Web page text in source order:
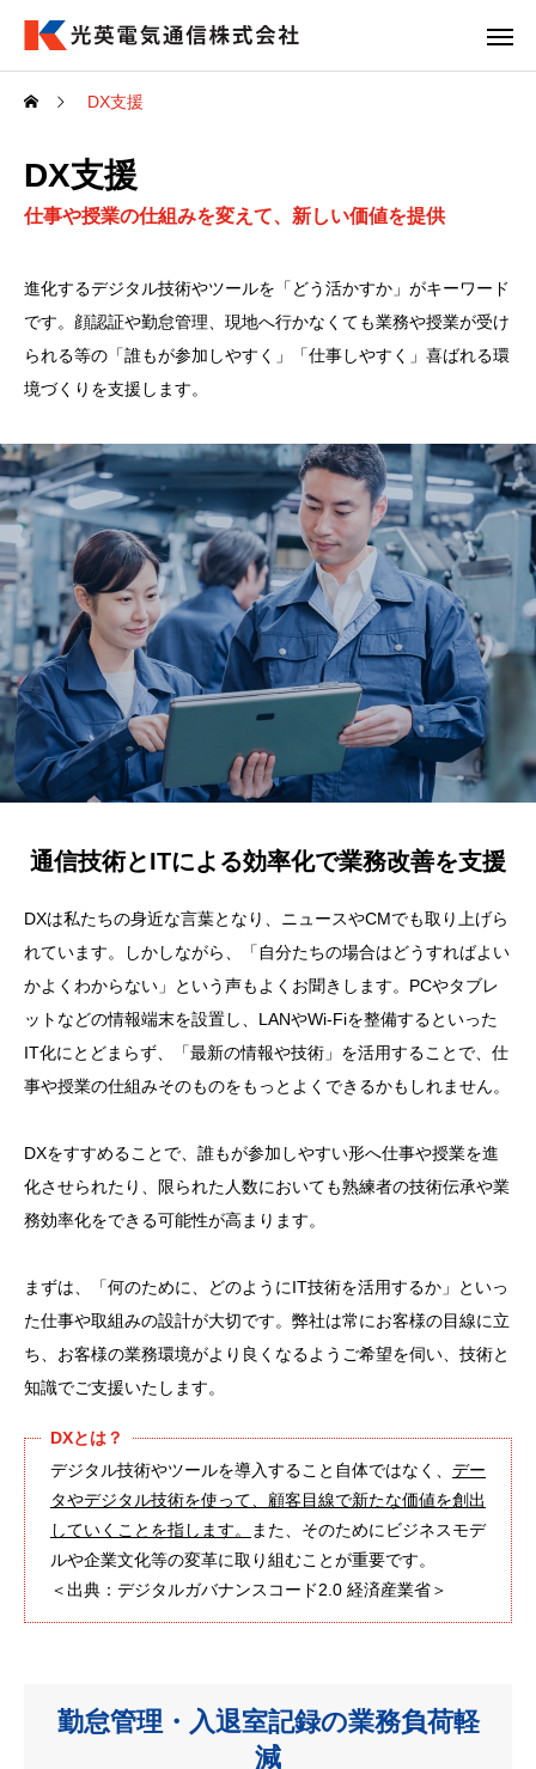
DX支援
DX支援
仕事や授業の仕組みを変えて、新しい価値を提供
進化するデジタル技術やツールを「どう活かすか」がキーワード
です。顔認証や勤怠管理、現地へ行かなくても業務や授業が受け
られる等の「誰もが参加しやすく」「仕事しやすく」喜ばれる環
境づくりを支援します。
通信技術とITによる効率化で業務改善を支援
DXは私たちの身近な言葉となり、ニュースやCMでも取り上げら
れています。しかしながら、「自分たちの場合はどうすればよい
かよくわからない」という声もよくお聞きします。PCやタブレ
ットなどの情報端末を設置し、LANやWi-Fiを整備するといった
IT化にとどまらず、「最新の情報や技術」を活用することで、仕
事や授業の仕組みそのものをもっとよくできるかもしれません。
DXをすすめることで、誰もが参加しやすい形へ仕事や授業を進
化させられたり、限られた人数においても熟練者の技術伝承や業
務効率化をできる可能性が高まります。
まずは、「何のために、どのようにIT技術を活用するか」といっ
た仕事や取組みの設計が大切です。弊社は常にお客様の目線に立
ち、お客様の業務環境がより良くなるようご希望を伺い、技術と
知識でご支援いたします。
DXとは？
デジタル技術やツールを導入すること自体ではなく、 デー
タやデジタル技術を使って、顧客目線で新たな価値を創出
していくことを指します。
また、そのためにビジネスモデ
ルや企業文化等の変革に取り組むことが重要です。
＜出典：デジタルガバナンスコード2.0 経済産業省＞
勤怠管理・入退室記録の業務負荷軽
減